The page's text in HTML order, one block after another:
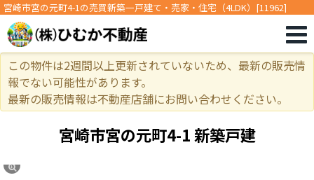
宮崎市宮の元町4-1の売買新築一戸建て・売家・住宅（4LDK）[11962]
この物件は2週間以上更新されていないため、最新の販売情
報でない可能性があります。
最新の販売情報は不動産店舗にお問い合わせください。
宮崎市宮の元町4-1 新築戸建